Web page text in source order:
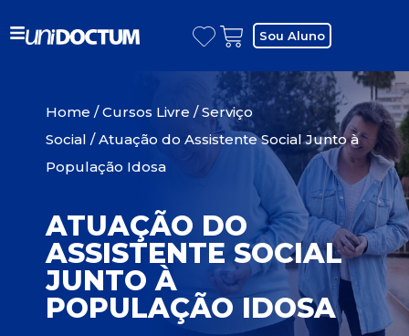
Sou Aluno
Home /Cursos Livre /Serviço
Social / Atuação do Assistente Social Junto à
População Idosa
ATUAÇÃO DO
ASSISTENTE SOCIAL
JUNTO À
POPULAÇÃO IDOSA